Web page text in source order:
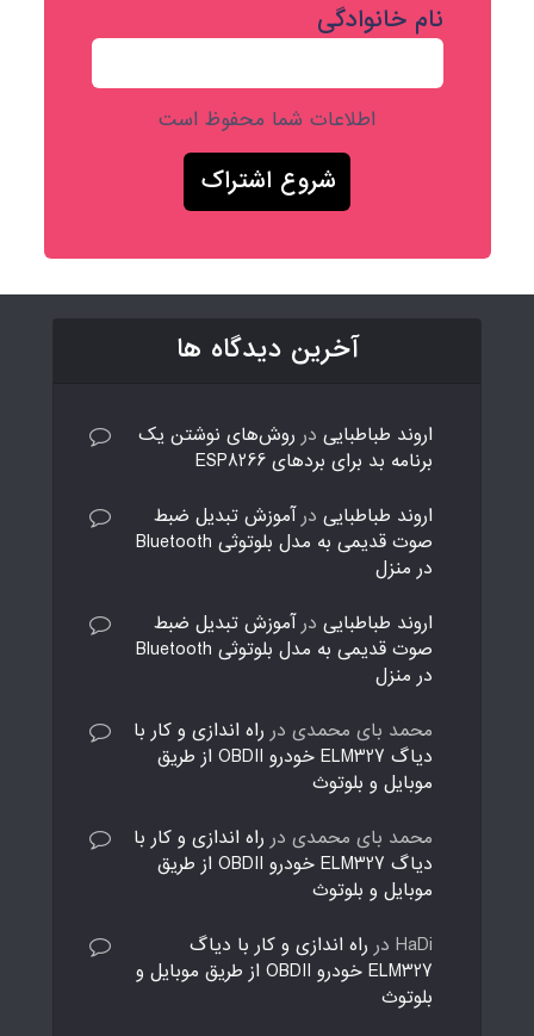
نام خانوادگی
اطلاعات شما محفوظ است
آخرین دیدگاه ها
اروند طباطبایی در روش‌های نوشتن یک
برنامه بد برای بردهای ESP8266
اروند طباطبایی درآموزش تبدیل ضبط
صوت قدیمی به مدل بلوتوثی Bluetooth
در منزل
اروند طباطبایی درآموزش تبدیل ضبط
صوت قدیمی به مدل بلوتوثی Bluetooth
در منزل
محمد بای محمدی در راه اندازی و کار با
دیاگ ELM327 خودرو OBDII از طریق
موبایل و بلوتوث
محمد بای محمدی در راه اندازی و کار با
دیاگ ELM327 خودرو OBDII از طریق
موبایل و بلوتوث
HaDi در راه اندازی و کار با دیاگ
ELM327 خودرو OBDII از طریق موبایل و
بلوتوث